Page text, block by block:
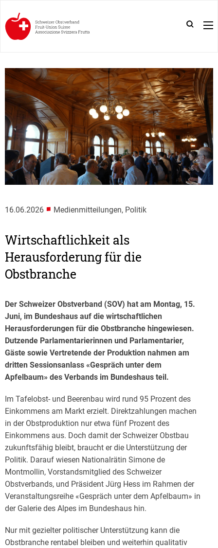
16.06.2026 ■ Medienmitteilungen, Politik
Wirtschaftlichkeit als
Herausforderung für die
Obstbranche
Der Schweizer Obstverband (SOV) hat am Montag, 15.
Juni, im Bundeshaus auf die wirtschaftlichen
Herausforderungen für die Obstbranche hingewiesen.
Dutzende Parlamentarierinnen und Parlamentarier,
Gäste sowie Vertretende der Produktion nahmen am
dritten Sessionsanlass «Gespräch unter dem
Apfelbaum» des Verbands im Bundeshaus teil.
Im Tafelobst- und Beerenbau wird rund 95 Prozent des
Einkommens am Markt erzielt. Direktzahlungen machen
in der Obstproduktion nur etwa fünf Prozent des
Einkommens aus. Doch damit der Schweizer Obstbau
zukunftsfähig bleibt, braucht er die Unterstützung der
Politik. Darauf wiesen Nationalrätin Simone de
Montmollin, Vorstandsmitglied des Schweizer
Obstverbands, und Präsident Jürg Hess im Rahmen der
Veranstaltungsreihe «Gespräch unter dem Apfelbaum» in
der Galerie des Alpes im Bundeshaus hin.
Nur mit gezielter politischer Unterstützung kann die
Obstbranche rentabel bleiben und weiterhin qualitativ